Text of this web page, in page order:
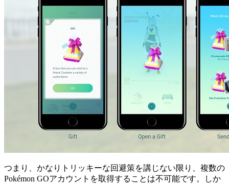
つまり、かなりトリッキーな回避策を講じない限り、複数の
Pokémon GOアカウントを取得することは不可能です。しか